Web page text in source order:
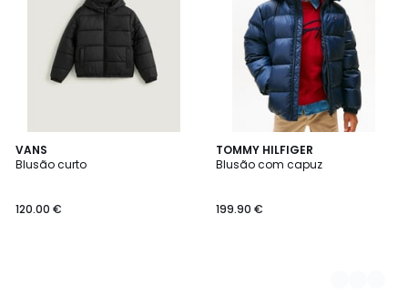
VANS
Blusão curto
120.00 €
TOMMY HILFIGER
Blusão com capuz
199.90 €
2
Cores